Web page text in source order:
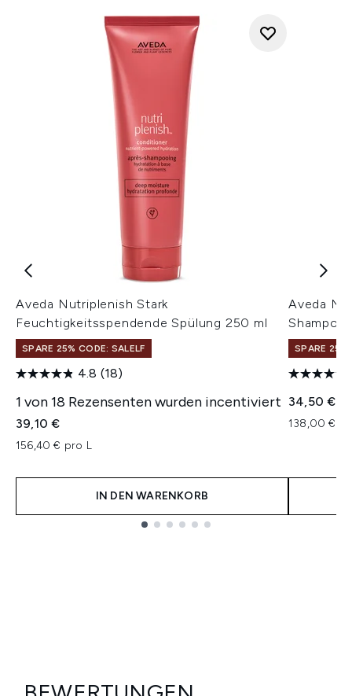
Aveda Nutriplenish Stark
Feuchtigkeitsspendende Spülung 250 ml
SPARE 25% CODE: SALELF
4.8 (18)
1 von 18 Rezensenten wurden incentiviert
39,10 €
156,40 € pro L
IN DEN WARENKORB
Aveda
Shampoo
SPARE 25%
34,50 €
138,00 €